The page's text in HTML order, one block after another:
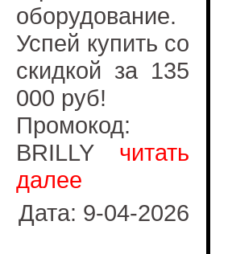
оборудование.
Успей купить со
скидкой за 135
000 руб!
Промокод:
BRILLY читать
далее
Дата: 9-04-2026